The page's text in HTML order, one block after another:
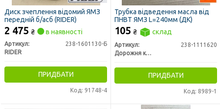
Диск зчеплення відомий ЯМЗ
передній б/асб (RIDER)
2 475 ₴ в наявності
Артикул:
238-1601130-Б
RIDER
ПРИДБАТИ
Код: 91748-4
Трубка відведення масла від
ПНВТ ЯМЗ L=240мм (ДК)
105 ₴ склад
Артикул:
238-1111620
Дорожня карта
ПРИДБАТИ
Код: 8989-1